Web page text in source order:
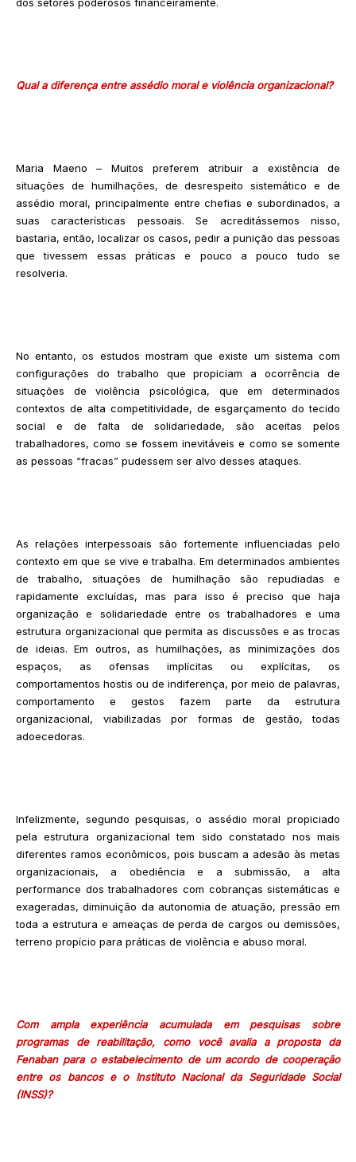
Qual a diferença entre assédio moral e violência organizacional?
Maria Maeno – Muitos preferem atribuir a existência de
situações de humilhações, de desrespeito sistemático e de
assédio moral, principalmente entre chefias e subordinados, a
suas características pessoais. Se acreditássemos nisso,
bastaria, então, localizar os casos, pedir a punição das pessoas
que tivessem essas práticas e pouco a pouco tudo se
resolveria.
No entanto, os estudos mostram que existe um sistema com
configurações do trabalho que propiciam a ocorrência de
situações de violência psicológica, que em determinados
contextos de alta competitividade, de esgarçamento do tecido
social e de falta de solidariedade, são aceitas pelos
trabalhadores, como se fossem inevitáveis e como se somente
as pessoas “fracas” pudessem ser alvo desses ataques.
As relações interpessoais são fortemente influenciadas pelo
contexto em que se vive e trabalha. Em determinados ambientes
de trabalho, situações de humilhação são repudiadas e
rapidamente excluídas, mas para isso é preciso que haja
organização e solidariedade entre os trabalhadores e uma
estrutura organizacional que permita as discussões e as trocas
de ideias. Em outros, as humilhações, as minimizações dos
espaços, as ofensas implícitas ou explícitas, os
comportamentos hostis ou de indiferença, por meio de palavras,
comportamento e gestos fazem parte da estrutura
organizacional, viabilizadas por formas de gestão, todas
adoecedoras.
Infelizmente, segundo pesquisas, o assédio moral propiciado
pela estrutura organizacional tem sido constatado nos mais
diferentes ramos econômicos, pois buscam a adesão às metas
organizacionais, a obediência e a submissão, a alta
performance dos trabalhadores com cobranças sistemáticas e
exageradas, diminuição da autonomia de atuação, pressão em
toda a estrutura e ameaças de perda de cargos ou demissões,
terreno propício para práticas de violência e abuso moral.
Com ampla experiência acumulada em pesquisas sobre
programas de reabilitação, como você avalia a proposta da
Fenaban para o estabelecimento de um acordo de cooperação
entre os bancos e o Instituto Nacional da Seguridade Social
(INSS)?